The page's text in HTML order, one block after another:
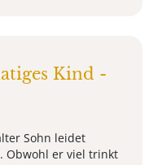
Kind -
Sohn leidet
Obwohl er viel trinkt